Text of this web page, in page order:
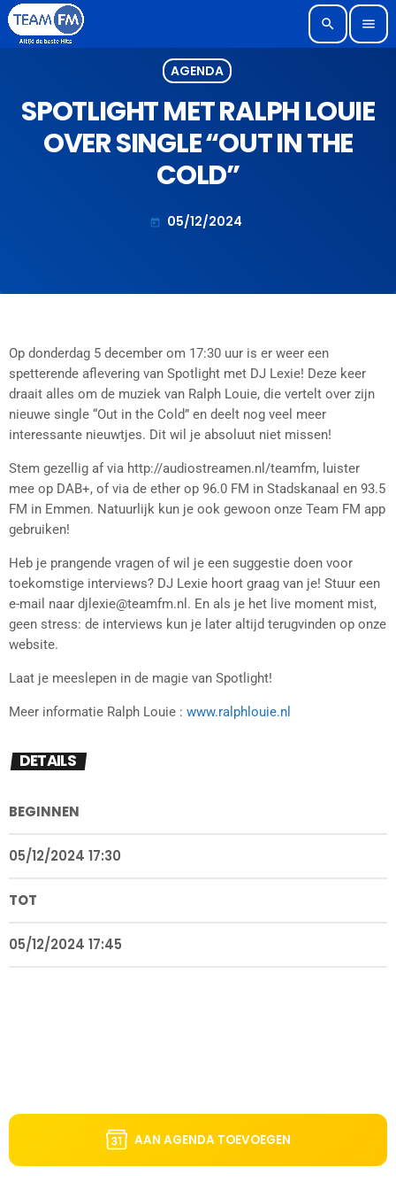
search menu
AGENDA
SPOTLIGHT MET RALPH LOUIE
OVER SINGLE “OUT IN THE
COLD”
today 05/12/2024
Op donderdag 5 december om 17:30 uur is er weer een
spetterende aflevering van Spotlight met DJ Lexie! Deze keer
draait alles om de muziek van Ralph Louie, die vertelt over zijn
nieuwe single “Out in the Cold” en deelt nog veel meer
interessante nieuwtjes. Dit wil je absoluut niet missen!
Stem gezellig af via http://audiostreamen.nl/teamfm, luister
mee op DAB+, of via de ether op 96.0 FM in Stadskanaal en 93.5
FM in Emmen. Natuurlijk kun je ook gewoon onze Team FM app
gebruiken!
Heb je prangende vragen of wil je een suggestie doen voor
toekomstige interviews? DJ Lexie hoort graag van je! Stuur een
e-mail naar djlexie@teamfm.nl. En als je het live moment mist,
geen stress: de interviews kun je later altijd terugvinden op onze
website.
Laat je meeslepen in de magie van Spotlight!
Meer informatie Ralph Louie : www.ralphlouie.nl
DETAILS
BEGINNEN
05/12/2024 17:30
TOT
05/12/2024 17:45
AAN AGENDA TOEVOEGEN